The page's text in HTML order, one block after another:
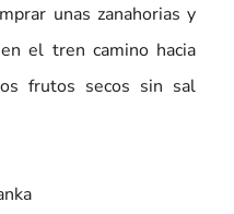
unas zanahorias y
el tren camino hacia
frutos secos sin sal